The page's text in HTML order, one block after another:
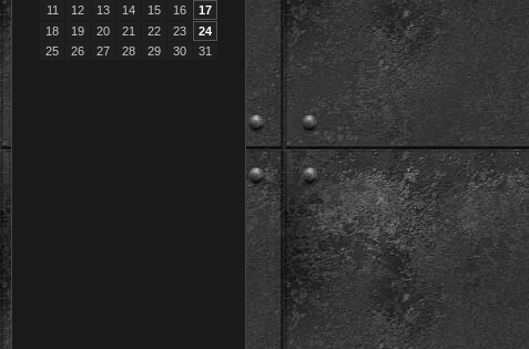
11
12 13 14 15 16
17
18
19 20 21 22 23
24
25
26 27 28 29 30 31